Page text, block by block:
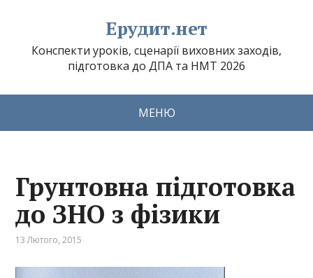
Ерудит.нет
Конспекти уроків, сценарії виховних заходів,
підготовка до ДПА та НМТ 2026
МЕНЮ
Грунтовна підготовка
до ЗНО з фізики
13 Лютого, 2015